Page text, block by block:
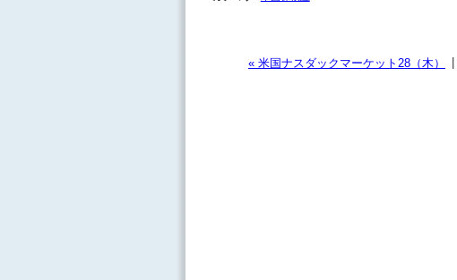
« 米国ナスダックマーケット28（木） |